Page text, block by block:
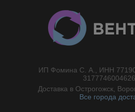
ИП Фомина С. А., ИНН
Доставка в Острогожск,
Все города